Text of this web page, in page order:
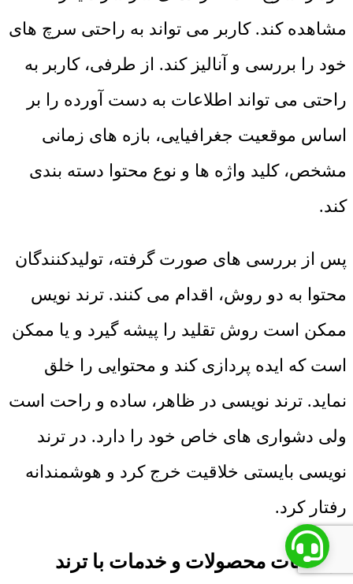
مشاهده کند. کاربر می تواند به راحتی سرچ های
خود را بررسی و آنالیز کند. از طرفی، کاربر به
راحتی می تواند اطلاعات به دست آورده را بر
اساس موقعیت جغرافیایی، بازه های زمانی
مشخص، کلید واژه ها و نوع محتوا دسته بندی
کند.
پس از بررسی های صورت گرفته، تولیدکنندگان
محتوا به دو روش، اقدام می کنند. ترند نویس
ممکن است روش تقلید را پیشه گیرد و یا ممکن
است که ایده پردازی کند و محتوایی را خلق
نماید. ترند نویسی در ظاهر، ساده و راحت است
ولی دشواری های خاص خود را دارد. در ترند
نویسی بایستی خلاقیت خرج کرد و هوشمندانه
رفتار کرد.
توضیحات محصولات و خدمات با ترند